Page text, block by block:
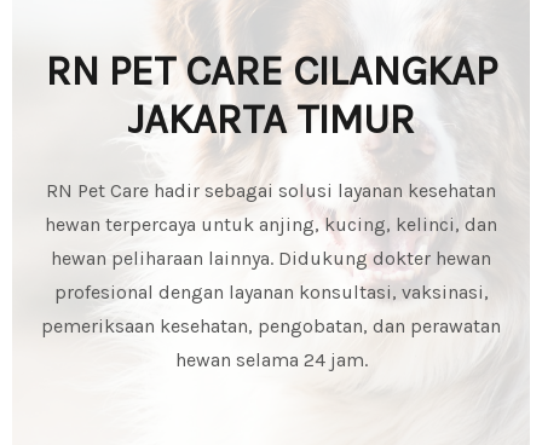
RN PET CARE CILANGKAP
JAKARTA TIMUR
RN Pet Care hadir sebagai solusi layanan kesehatan
hewan terpercaya untuk anjing, kucing, kelinci, dan
hewan peliharaan lainnya. Didukung dokter hewan
profesional dengan layanan konsultasi, vaksinasi,
pemeriksaan kesehatan, pengobatan, dan perawatan
hewan selama 24 jam.